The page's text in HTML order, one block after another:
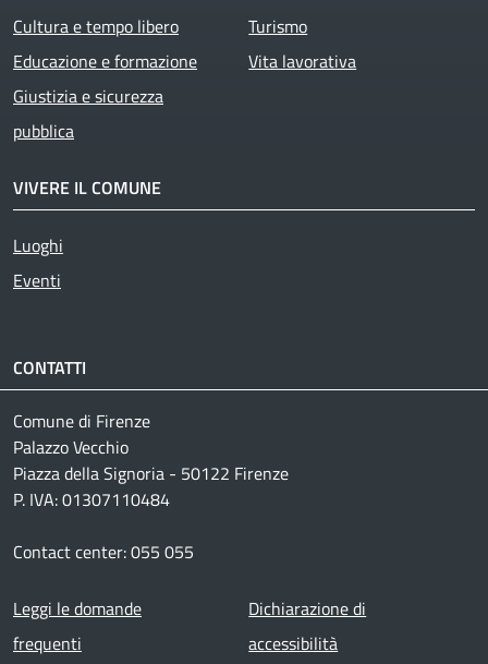
Cultura e tempo libero
Educazione e formazione
Giustizia e sicurezza
pubblica
Turismo
Vita lavorativa
VIVERE IL COMUNE
Luoghi
Eventi
CONTATTI
Comune di Firenze
Palazzo Vecchio
Piazza della Signoria - 50122 Firenze
P. IVA: 01307110484
Contact center: 055 055
Footer menu
Leggi le domande
frequenti
Dichiarazione di
accessibilità